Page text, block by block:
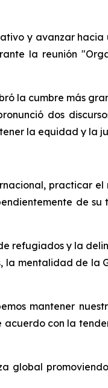
y avanzar
la reunión
la cumbre más
dos
la equidad y la
practicar el
de
refugiados y la
la mentalidad de la
mantener
con la
global